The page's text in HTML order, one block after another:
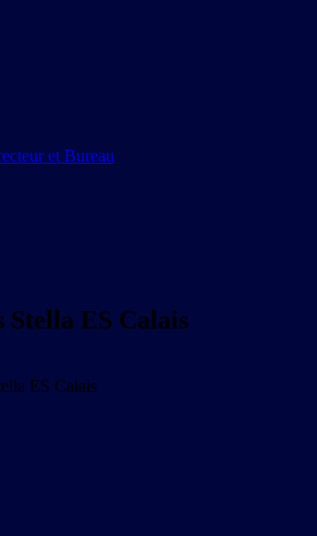
et Bureau
Stella ES Calais
ES Calais